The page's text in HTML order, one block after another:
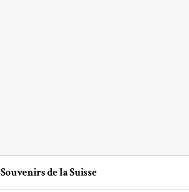
Souvenirs de la Suisse